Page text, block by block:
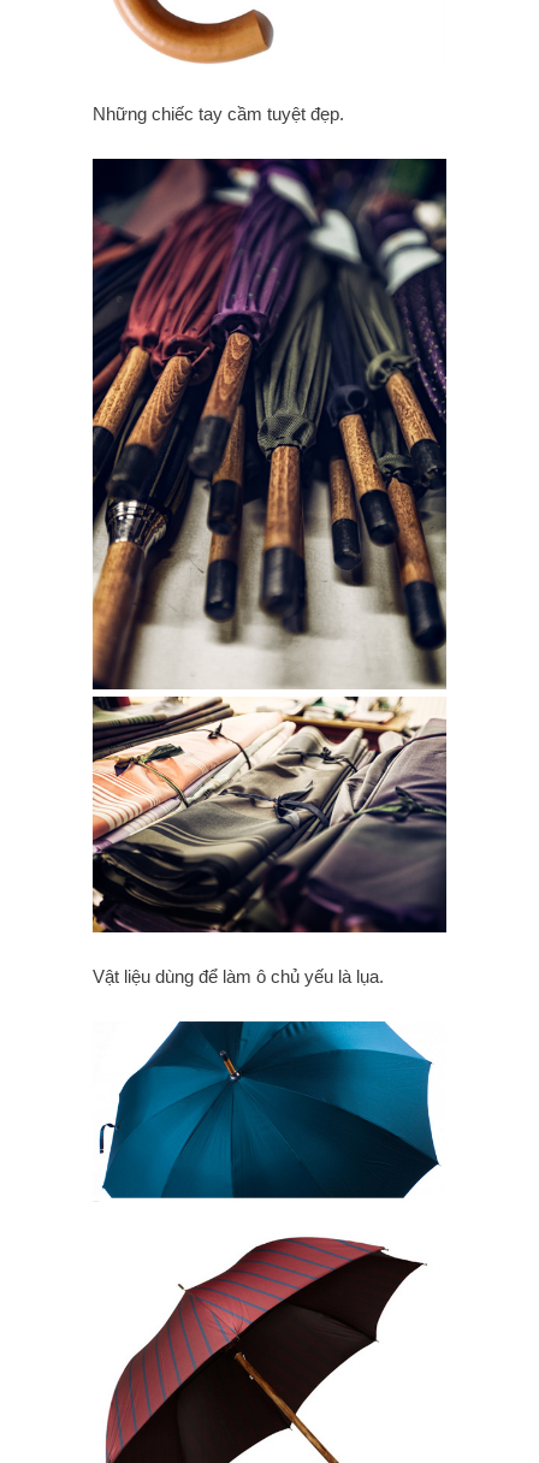
Những chiếc tay cầm tuyệt đẹp.
Vật liệu dùng để làm ô chủ yếu là lụa.